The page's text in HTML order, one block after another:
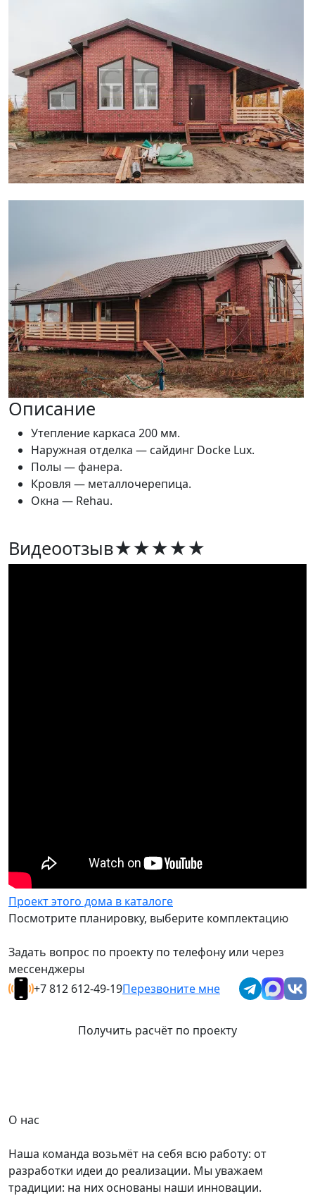
Описание
Утепление каркаса 200 мм.
Наружная отделка — сайдинг Docke Lux.
Полы — фанера.
Кровля — металлочерепица.
Окна — Rehau.
Видеоотзыв★★★★★
Проект этого дома в каталоге
Посмотрите планировку, выберите комплектацию
Задать вопрос по проекту по телефону или через
мессенджеры
+7 812 612-49-19Перезвоните мне
Получить расчёт по проекту
О нас
Наша команда возьмёт на себя всю работу: от
разработки идеи до реализации. Мы уважаем
традиции: на них основаны наши инновации.